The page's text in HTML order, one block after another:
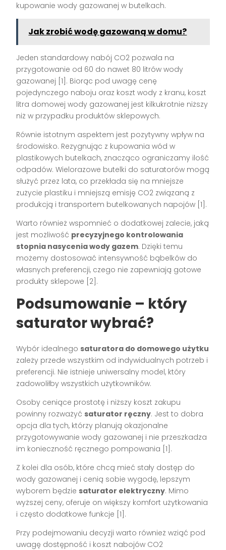
kupowanie wody gazowanej w butelkach.
Jak zrobić wodę gazowaną w domu?
Jeden standardowy nabój CO2 pozwala na
przygotowanie od 60 do nawet 80 litrów wody
gazowanej [1]. Biorąc pod uwagę cenę
pojedynczego naboju oraz koszt wody z kranu, koszt
litra domowej wody gazowanej jest kilkukrotnie niższy
niż w przypadku produktów sklepowych.
Równie istotnym aspektem jest pozytywny wpływ na
środowisko. Rezygnując z kupowania wód w
plastikowych butelkach, znacząco ograniczamy ilość
odpadów. Wielorazowe butelki do saturatorów mogą
służyć przez lata, co przekłada się na mniejsze
zużycie plastiku i mniejszą emisję CO2 związaną z
produkcją i transportem butelkowanych napojów [1].
Warto również wspomnieć o dodatkowej zalecie, jaką
jest możliwość precyzyjnego kontrolowania
stopnia nasycenia wody gazem. Dzięki temu
możemy dostosować intensywność bąbelków do
własnych preferencji, czego nie zapewniają gotowe
produkty sklepowe [2].
Podsumowanie – który
saturator wybrać?
Wybór idealnego saturatora do domowego użytku
zależy przede wszystkim od indywidualnych potrzeb i
preferencji. Nie istnieje uniwersalny model, który
zadowoliłby wszystkich użytkowników.
Osoby ceniące prostotę i niższy koszt zakupu
powinny rozważyć saturator ręczny. Jest to dobra
opcja dla tych, którzy planują okazjonalne
przygotowywanie wody gazowanej i nie przeszkadza
im konieczność ręcznego pompowania [1].
Z kolei dla osób, które chcą mieć stały dostęp do
wody gazowanej i cenią sobie wygodę, lepszym
wyborem będzie saturator elektryczny. Mimo
wyższej ceny, oferuje on większy komfort użytkowania
i często dodatkowe funkcje [1].
Przy podejmowaniu decyzji warto również wziąć pod
uwagę dostępność i koszt nabojów CO2